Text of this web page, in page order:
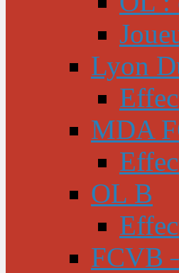
Lyon
MDA
OL B
FCVB